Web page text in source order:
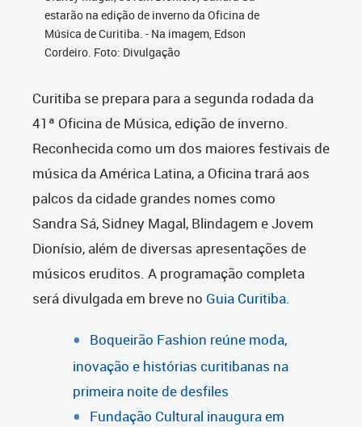
estarão na edição de inverno da Oficina de
Música de Curitiba. - Na imagem, Edson
Cordeiro. Foto: Divulgação
Curitiba se prepara para a segunda rodada da
41ª Oficina de Música, edição de inverno.
Reconhecida como um dos maiores festivais de
música da América Latina, a Oficina trará aos
palcos da cidade grandes nomes como
Sandra Sá, Sidney Magal, Blindagem e Jovem
Dionísio, além de diversas apresentações de
músicos eruditos. A programação completa
será divulgada em breve no Guia Curitiba.
Boqueirão Fashion reúne moda,
inovação e histórias curitibanas na
primeira noite de desfiles
Fundação Cultural inaugura em